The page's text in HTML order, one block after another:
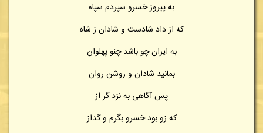
به پیروز خسرو سپردم سپاه
که از داد شادست و شادان ز شاه
به ایران چو باشد چنو پهلوان
بمانید شادان و روشن روان
پس آگاهی به نزد گر از
که زو بود خسرو بگرم و گداز